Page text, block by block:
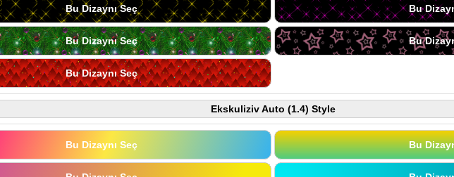
Bu Dizaynı Seç Bu
Bu Dizaynı Seç Bu
Bu Dizaynı Seç
Ekskuliziv Auto (1.4) Style
Bu Dizaynı Seç Bu